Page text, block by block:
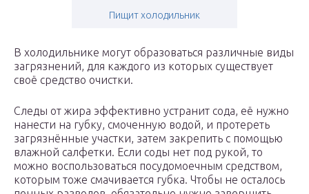
Пищит холодильник
В холодильнике могут образоваться различные виды
загрязнений, для каждого из которых существует
своё средство очистки.
Следы от жира эффективно устранит сода, её нужно
нанести на губку, смоченную водой, и протереть
загрязнённые участки, затем закрепить с помощью
влажной салфетки. Если соды нет под рукой, то
можно воспользоваться посудомоечным средством,
которым тоже смачивается губка. Чтобы не осталось